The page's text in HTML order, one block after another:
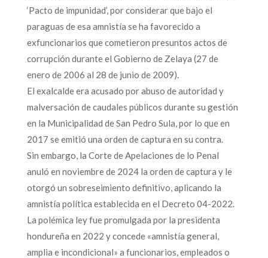
‘Pacto de impunidad’, por considerar que bajo el
paraguas de esa amnistía se ha favorecido a
exfuncionarios que cometieron presuntos actos de
corrupción durante el Gobierno de Zelaya (27 de
enero de 2006 al 28 de junio de 2009).
El exalcalde era acusado por abuso de autoridad y
malversación de caudales públicos durante su gestión
en la Municipalidad de San Pedro Sula, por lo que en
2017 se emitió una orden de captura en su contra.
Sin embargo, la Corte de Apelaciones de lo Penal
anuló en noviembre de 2024 la orden de captura y le
otorgó un sobreseimiento definitivo, aplicando la
amnistía política establecida en el Decreto 04-2022.
La polémica ley fue promulgada por la presidenta
hondureña en 2022 y concede «amnistía general,
amplia e incondicional» a funcionarios, empleados o